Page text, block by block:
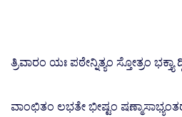
ತ್ರಿವಾರಂ ಯಃ ಪಠೇನ್ನಿತ್ಯಂ ಸ್ತೋತ್ರಂ
ವಾಂಛಿತಂ ಲಭತೇ ಭೀಷ್ಟಂ